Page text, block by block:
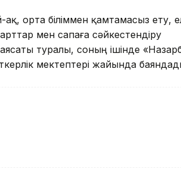
орта біліммен қамтамасыз ету,
мен сапаға сәйкестендіру
туралы, соның ішінде
мектептері жайында